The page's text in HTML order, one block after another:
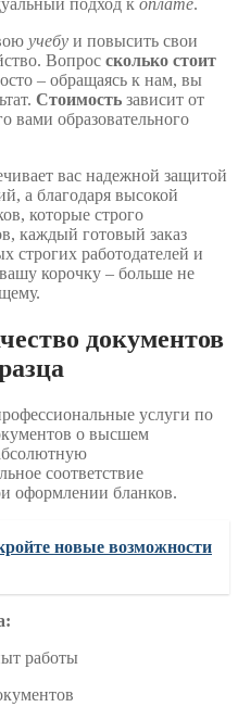
подход к оплате.
учебу и повысить свои
Вопрос сколько стоит
– обращаясь к нам, вы
Стоимость зависит от
вами образовательного
вас надежной защитой
а благодаря высокой
которые строго
каждый готовый заказ
строгих работодателей и
вашу корочку – больше не
документов
услуги по
о высшем
соответствие
оформлении бланков.
новые возможности
работы